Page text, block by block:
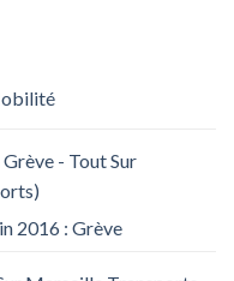
- Tout Sur
2016 : Grève